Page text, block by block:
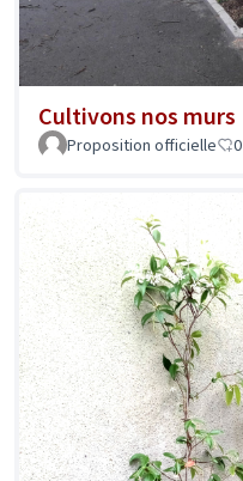
Cultivons nos murs
Proposition officielle 0